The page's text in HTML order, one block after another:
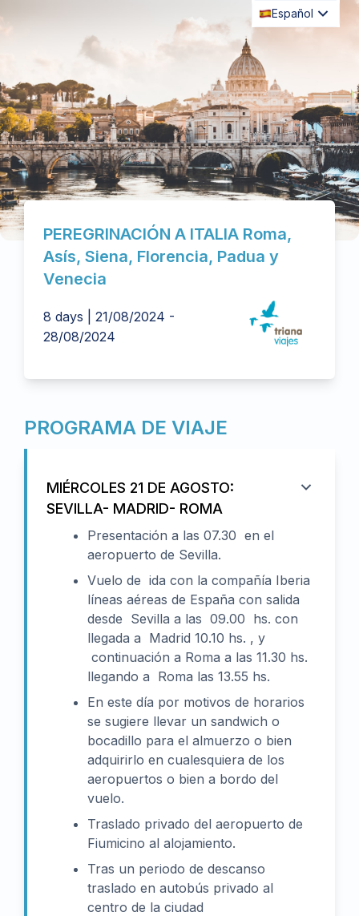
Español
PEREGRINACIÓN A ITALIA Roma,
Asís, Siena, Florencia, Padua y
Venecia
8 days | 21/08/2024 -
28/08/2024
PROGRAMA DE VIAJE
MIÉRCOLES 21 DE AGOSTO:
SEVILLA- MADRID- ROMA
Presentación a las 07.30 en el
aeropuerto de Sevilla.
Vuelo de ida con la compañía Iberia
líneas aéreas de España con salida
desde Sevilla a las 09.00 hs. con
llegada a Madrid 10.10 hs. , y
continuación a Roma a las 11.30 hs.
llegando a Roma las 13.55 hs.
En este día por motivos de horarios
se sugiere llevar un sandwich o
bocadillo para el almuerzo o bien
adquirirlo en cualesquiera de los
aeropuertos o bien a bordo del
vuelo.
Traslado privado del aeropuerto de
Fiumicino al alojamiento.
Tras un periodo de descanso
traslado en autobús privado al
centro de la ciudad